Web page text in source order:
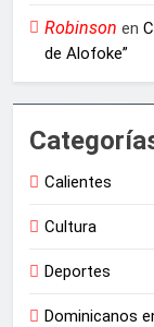
Robinson en
de Alofoke”
Calientes
Cultura
Deportes
Dominicanos